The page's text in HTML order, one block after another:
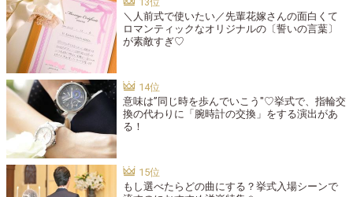
＼人前式で使いたい／先輩花嫁さんの面白くて
ロマンティックなオリジナルの〔誓いの言葉〕
が素敵すぎ♡
意味は”同じ時を歩んでいこう"♡挙式で、指輪交
換の代わりに「腕時計の交換」をする演出があ
る！
もし選べたらどの曲にする？挙式入場シーンで